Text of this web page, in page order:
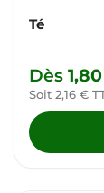
Té
Dès
Soit 2,16 €